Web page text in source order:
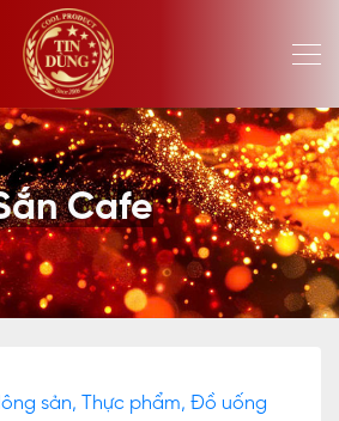
Cafe
sản, Thực phẩm, Đồ uống